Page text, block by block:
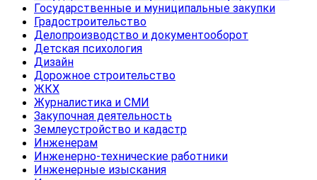
Государственные и муниципальные закупки
Градостроительство
Делопроизводство и документооборот
Детская психология
Дизайн
Дорожное строительство
ЖКХ
Журналистика и СМИ
Закупочная деятельность
Землеустройство и кадастр
Инженерам
Инженерно-технические работники
Инженерные изыскания